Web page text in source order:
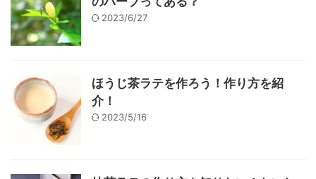
2023/6/27
ほうじ茶ラテを作ろう！作り方を紹
介！
2023/5/16